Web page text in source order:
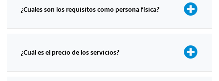
¿Cuales son los requisitos como persona física?
¿Cuál es el precio de los servicios?